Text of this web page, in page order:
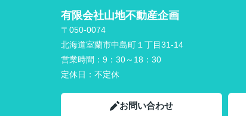
有限会社山地不動産企画
〒050-0074
北海道室蘭市中島町１丁目31-14
営業時間： 9：30～18：30
定休日： 不定休
お問い合わせ